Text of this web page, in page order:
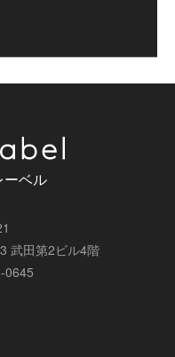
ーベル
武田第2ビル4階
0645